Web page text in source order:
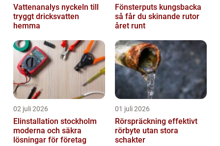
Vattenanalys nyckeln till
tryggt dricksvatten
hemma
Fönsterputs kungsbacka
så får du skinande rutor
året runt
02 juli 2026
Elinstallation stockholm
moderna och säkra
lösningar för företag
01 juli 2026
Rörspräckning effektivt
rörbyte utan stora
schakter